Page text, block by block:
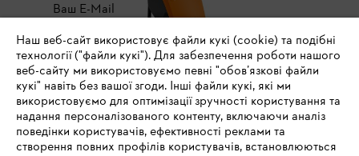
Ваш E-Mail
Зареєструватись зараз
Наш веб-сайт використовує файли кукі (cookie) та подібні
технології ("файли кукі"). Для забезпечення роботи нашого
веб-сайту ми використовуємо певні "обов’язкові файли
кукі" навіть без вашої згоди. Інші файли кукі, які ми
використовуємо для оптимізації зручності користування та
надання персоналізованого контенту, включаючи аналіз
поведінки користувачів, ефективності реклами та
створення повних профілів користувачів, встановлюються